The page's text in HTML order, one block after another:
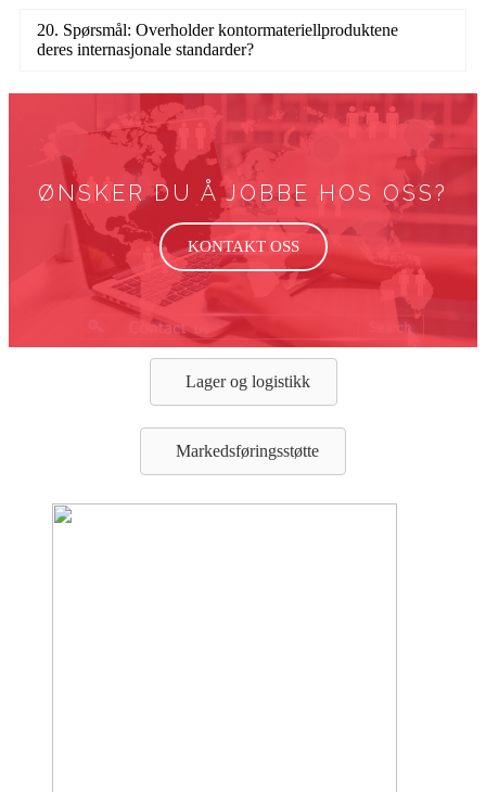
20. Spørsmål: Overholder kontormateriellproduktene
deres internasjonale standarder?
ØNSKER DU Å JOBBE HOS OSS?
KONTAKT OSS
Lager og logistikk
Markedsføringsstøtte